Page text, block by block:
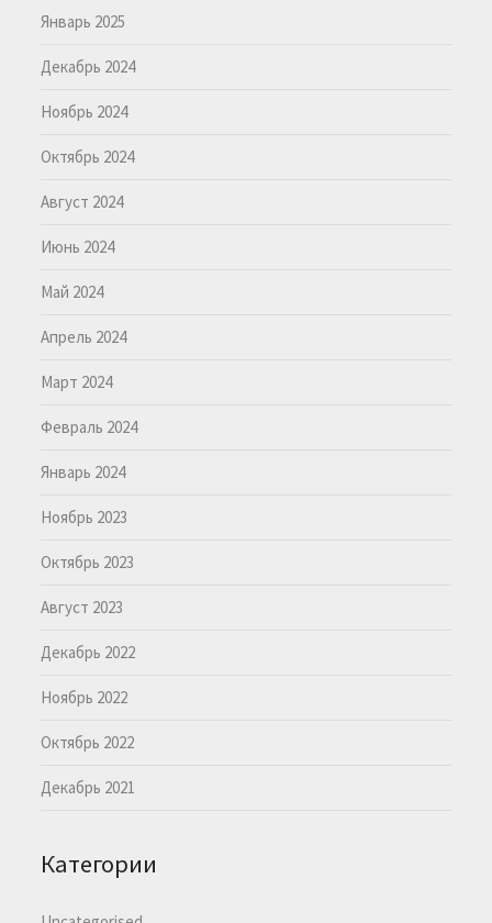
Январь 2025
Декабрь 2024
Ноябрь 2024
Октябрь 2024
Август 2024
Июнь 2024
Май 2024
Апрель 2024
Март 2024
Февраль 2024
Январь 2024
Ноябрь 2023
Октябрь 2023
Август 2023
Декабрь 2022
Ноябрь 2022
Октябрь 2022
Декабрь 2021
Категории